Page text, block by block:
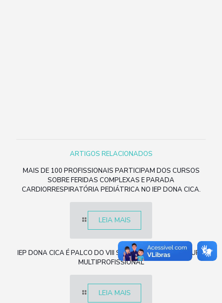
ARTIGOS RELACIONADOS
MAIS DE 100 PROFISSIONAIS PARTICIPAM DOS CURSOS
SOBRE FERIDAS COMPLEXAS E PARADA
CARDIORRESPIRATÓRIA PEDIÁTRICA NO IEP DONA CICA.
LEIA MAIS
IEP DONA CICA É PALCO DO VIII SIMPÓSIO DE ACUPUNTURA
MULTIPROFISSIONAL
LEIA MAIS